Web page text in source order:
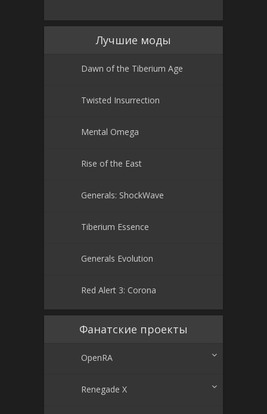
Лучшие моды
Dawn of the Tiberium Age
Twisted Insurrection
Mental Omega
Rise of the East
Generals: ShockWave
Tiberium Essence
Generals Evolution
Red Alert 3: Corona
Фанатские проекты
OpenRA
Renegade X